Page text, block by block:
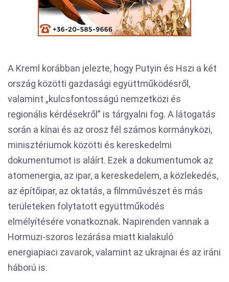
A Kreml korábban jelezte, hogy Putyin és Hszi a két
ország közötti gazdasági együttműködésről,
valamint „kulcsfontosságú nemzetközi és
regionális kérdésekről” is tárgyalni fog. A látogatás
során a kínai és az orosz fél számos kormányközi,
minisztériumok közötti és kereskedelmi
dokumentumot is aláírt. Ezek a dokumentumok az
atomenergia, az ipar, a kereskedelem, a közlekedés,
az építőipar, az oktatás, a filmművészet és más
területeken folytatott együttműködés
elmélyítésére vonatkoznak. Napirenden vannak a
Hormuzi-szoros lezárása miatt kialakuló
energiapiaci zavarok, valamint az ukrajnai és az iráni
háború is.